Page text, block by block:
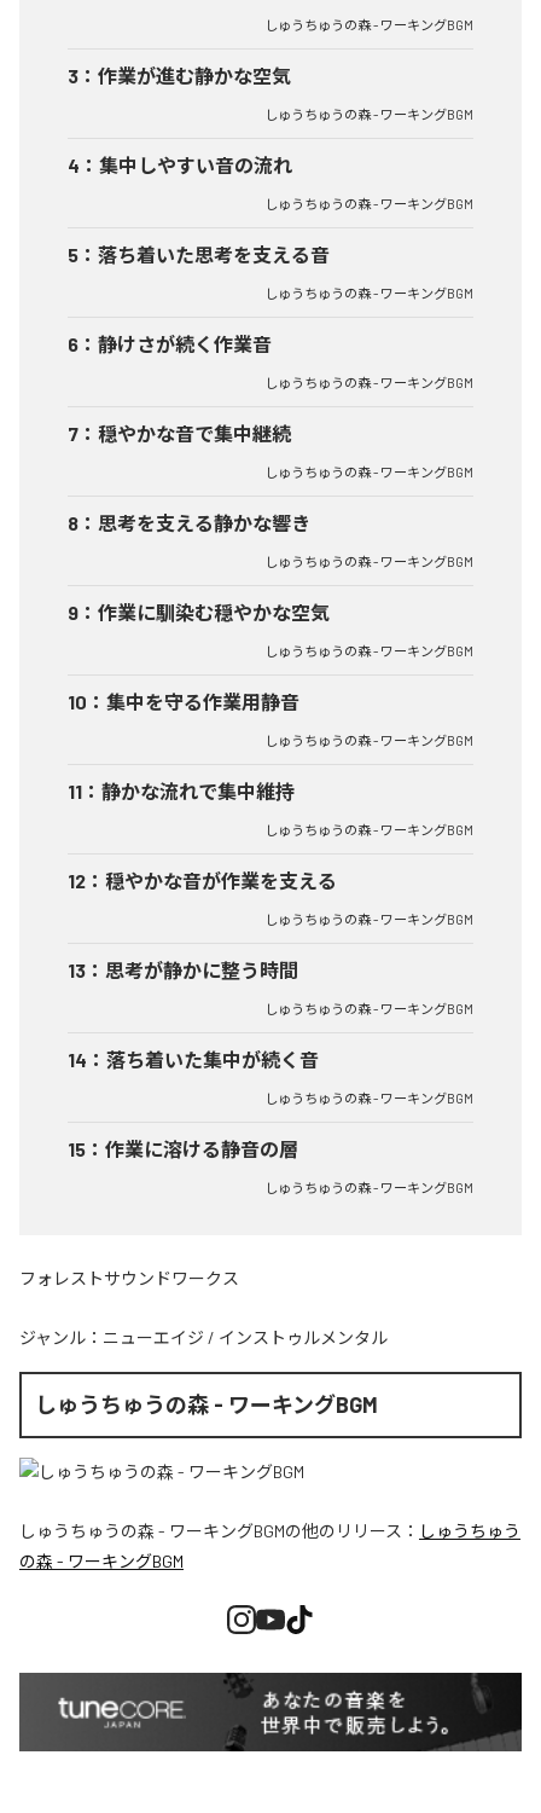
しゅうちゅうの森 - ワーキングBGM
3 ： 作業が進む静かな空気
しゅうちゅうの森 - ワーキングBGM
4 ： 集中しやすい音の流れ
しゅうちゅうの森 - ワーキングBGM
5 ： 落ち着いた思考を支える音
しゅうちゅうの森 - ワーキングBGM
6 ： 静けさが続く作業音
しゅうちゅうの森 - ワーキングBGM
7 ： 穏やかな音で集中継続
しゅうちゅうの森 - ワーキングBGM
8 ： 思考を支える静かな響き
しゅうちゅうの森 - ワーキングBGM
9 ： 作業に馴染む穏やかな空気
しゅうちゅうの森 - ワーキングBGM
10 ： 集中を守る作業用静音
しゅうちゅうの森 - ワーキングBGM
11 ： 静かな流れで集中維持
しゅうちゅうの森 - ワーキングBGM
12 ： 穏やかな音が作業を支える
しゅうちゅうの森 - ワーキングBGM
13 ： 思考が静かに整う時間
しゅうちゅうの森 - ワーキングBGM
14 ： 落ち着いた集中が続く音
しゅうちゅうの森 - ワーキングBGM
15 ： 作業に溶ける静音の層
しゅうちゅうの森 - ワーキングBGM
フォレストサウンドワークス
ジャンル： ニューエイジ / インストゥルメンタル
しゅうちゅうの森 - ワーキングBGM
しゅうちゅうの森 - ワーキングBGMの他のリリース： しゅうちゅう
の森 - ワーキングBGM